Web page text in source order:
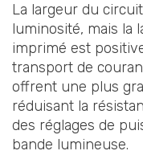
La largeur du
luminosité, mais la
imprimé est
transport de
offrent une plus
réduisant la
des réglages de
bande lumineuse.